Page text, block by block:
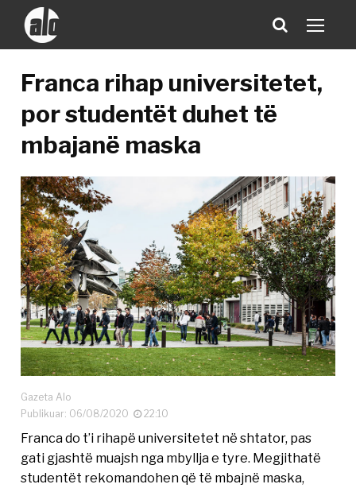
Franca rihap universitetet,
por studentët duhet të
mbajanë maska
Gazeta Alo
Publikuar: 06/08/2020
22:10
Franca do t’i rihapë universitetet në shtator, pas
gati gjashtë muajsh nga mbyllja e tyre. Megjithatë
studentët rekomandohen që të mbajnë maska,